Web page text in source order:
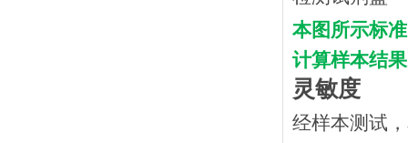
本图所示标
计算样本结果
灵敏度
经样本测试